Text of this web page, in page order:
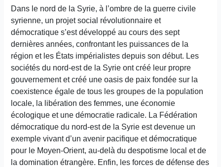
Dans le nord de la Syrie, à l’ombre de la guerre civile
syrienne, un projet social révolutionnaire et
démocratique s’est développé au cours des sept
dernières années, confrontant les puissances de la
région et les États impérialistes depuis son début. Les
sociétés du nord-est de la Syrie ont créé leur propre
gouvernement et créé une oasis de paix fondée sur la
coexistence égale de tous les groupes de la population
locale, la libération des femmes, une économie
écologique et une démocratie radicale. La Fédération
démocratique du nord-est de la Syrie est devenue un
exemple vivant d’un avenir pacifique et démocratique
pour le Moyen-Orient, au-delà du despotisme local et de
la domination étrangère. Enfin, les forces de défense des